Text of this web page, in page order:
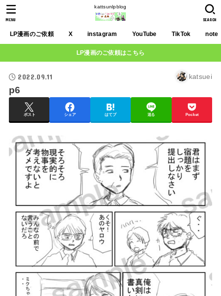
kattsunlpblog
LP漫画のご依頼 X instagram YouTube TikTok note
SEARCH
MENU
LP漫画のご依頼はこちら
2022.09.11 katsuei
p6
ポスト シェア はてブ 送る Pocket